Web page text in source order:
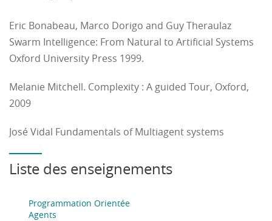
Eric Bonabeau, Marco Dorigo and Guy Theraulaz
Swarm Intelligence: From Natural to Artificial Systems
Oxford University Press 1999.
Melanie Mitchell. Complexity : A guided Tour, Oxford,
2009
José Vidal Fundamentals of Multiagent systems
Liste des enseignements
Programmation Orientée
Agents